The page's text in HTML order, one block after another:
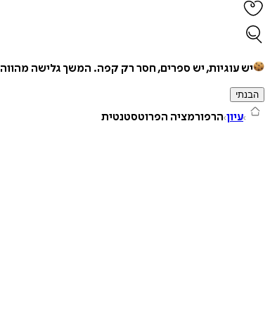
יש עוגיות, יש ספרים, חסר רק קפה. המשך גלישה מהווה
הבנתי
עיון הרפורמציה הפרוטסטנטית